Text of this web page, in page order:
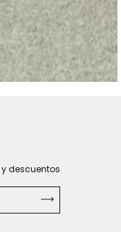
descuentos